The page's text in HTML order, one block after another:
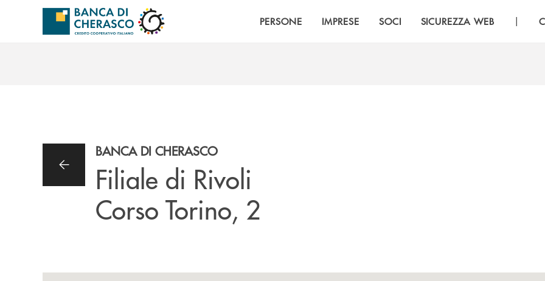
Salta al contenuto principale
PERSONE IMPRESE SOCI SICUREZZA WEB |
BANCA DI CHERASCO
Filiale di Rivoli
Corso Torino, 2